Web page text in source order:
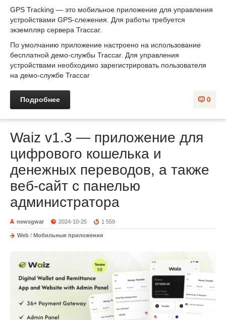
GPS Tracking — это мобильное приложение для управления
устройствами GPS-слежения. Для работы требуется
экземпляр сервера Traccar.
По умолчанию приложение настроено на использование
бесплатной демо-службы Traccar. Для управления
устройствами необходимо зарегистрировать пользователя
на демо-службе Traccar
0
Подробнее
Waiz v1.3 — приложение для
цифрового кошелька и
денежных переводов, а также
веб-сайт с панелью
администратора
newsgwar 2024-10-25 1 559
Web / Мобильные приложения